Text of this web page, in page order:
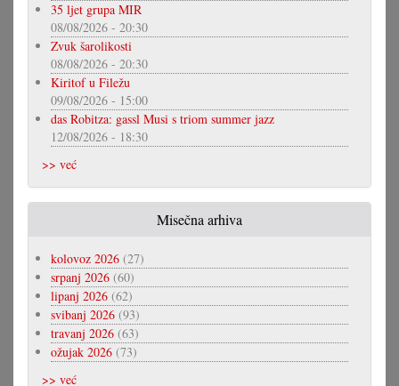
35 ljet grupa MIR
08/08/2026 - 20:30
Zvuk šarolikosti
08/08/2026 - 20:30
Kiritof u Filežu
09/08/2026 - 15:00
das Robitza: gassl Musi s triom summer jazz
12/08/2026 - 18:30
>> već
Misečna arhiva
kolovoz 2026 (27)
srpanj 2026 (60)
lipanj 2026 (62)
svibanj 2026 (93)
travanj 2026 (63)
ožujak 2026 (73)
>> već